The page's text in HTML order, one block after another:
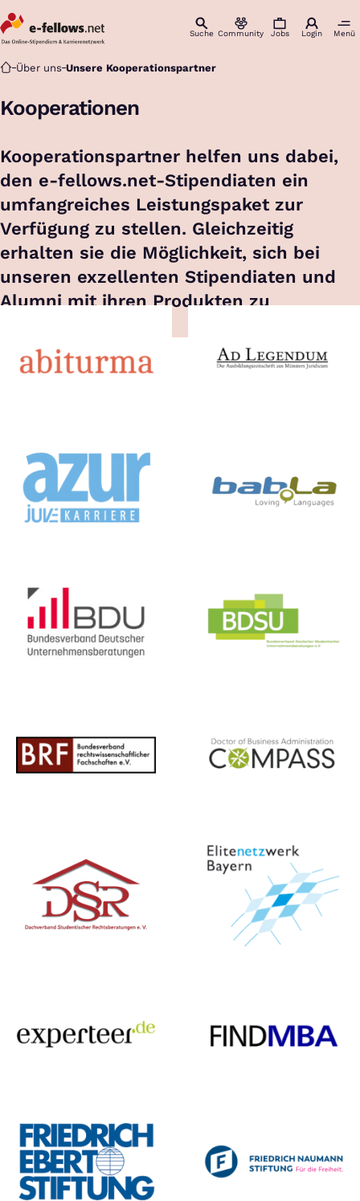
Suche Community Jobs Login Menü
Startseite
Über uns Unsere Kooperationspartner
Kooperationen
Kooperationspartner helfen uns dabei,
den e-fellows.net-Stipendiaten ein
umfangreiches Leistungspaket zur
Verfügung zu stellen. Gleichzeitig
erhalten sie die Möglichkeit, sich bei
unseren exzellenten Stipendiaten und
Alumni mit ihren Produkten zu